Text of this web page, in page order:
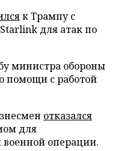
к Трампу с
для атак по
министра обороны
помощи с работой
отказался
для
операции.